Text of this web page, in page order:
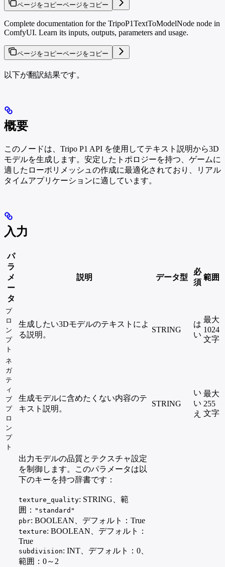
ページをコピーページをコピー
Complete documentation for the TripoP1TextToModelNode node in
ComfyUI. Learn its inputs, outputs, parameters and usage.
ページをコピーページをコピー
以下が翻訳結果です。
概要
このノードは、Tripo P1 API を使用してテキスト説明から3D
モデルを生成します。安定したトポロジーを持つ、ゲームに
適したローポリメッシュの作成に最適化されており、リアル
タイムアプリケーションに適しています。
入力
パ
ラ
メ
ー
タ
説明 データ型
必
須
範囲
プ
ロ
ン
プ
ト
生成したい3Dモデルのテキストによ
る説明。
STRING
は
い
最大
1024
文字
ネ
ガ
テ
ィ
ブ
プ
ロ
ン
プ
ト
生成モデルに含めたくない内容のテ
キスト説明。
STRING
い
い
え
最大
255
文字
出力モデルの品質とテクスチャ設定
を制御します。このパラメータは以
下のキーを持つ辞書です：
texture_quality: STRING、範
囲： "standard"
pbr: BOOLEAN、デフォルト：True
texture: BOOLEAN、デフォルト：
True
subdivision: INT、デフォルト：0、
範囲：0～2